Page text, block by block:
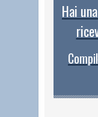
Hai